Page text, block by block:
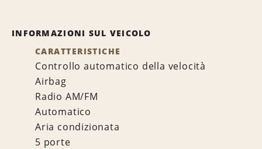
INFORMAZIONI SUL VEICOLO
CARATTERISTICHE
Controllo automatico della velocità
Airbag
Radio AM/FM
Automatico
Aria condizionata
5 porte